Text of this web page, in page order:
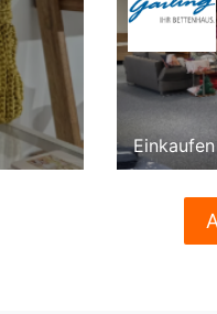
Einkaufen